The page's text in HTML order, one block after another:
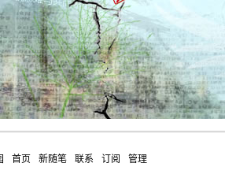
首页 新随笔 联系 订阅 管理